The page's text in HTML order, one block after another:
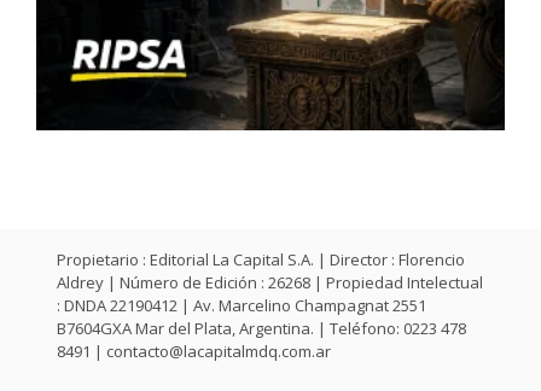
Propietario : Editorial La Capital S.A. | Director : Florencio
Aldrey | Número de Edición : 26268 | Propiedad Intelectual
: DNDA 22190412 | Av. Marcelino Champagnat 2551
B7604GXA Mar del Plata, Argentina. | Teléfono: 0223 478
8491 | contacto@lacapitalmdq.com.ar